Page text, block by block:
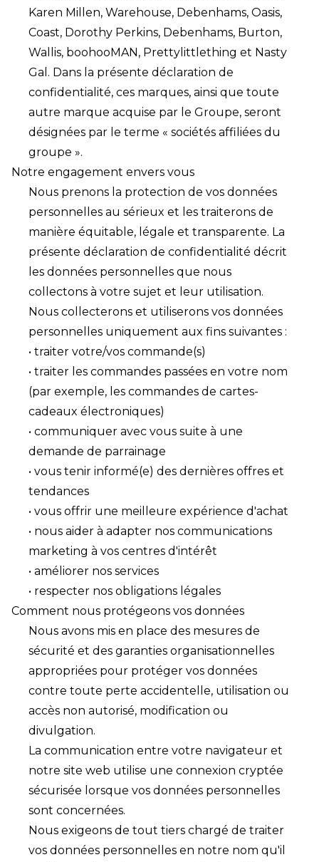
Karen Millen, Warehouse, Debenhams, Oasis,
Coast, Dorothy Perkins, Debenhams, Burton,
Wallis, boohooMAN, Prettylittlething et Nasty
Gal. Dans la présente déclaration de
confidentialité, ces marques, ainsi que toute
autre marque acquise par le Groupe, seront
désignées par le terme « sociétés affiliées du
groupe ».
Notre engagement envers vous
Nous prenons la protection de vos données
personnelles au sérieux et les traiterons de
manière équitable, légale et transparente. La
présente déclaration de confidentialité décrit
les données personnelles que nous
collectons à votre sujet et leur utilisation.
Nous collecterons et utiliserons vos données
personnelles uniquement aux fins suivantes :
• traiter votre/vos commande(s)
• traiter les commandes passées en votre nom
(par exemple, les commandes de cartes-
cadeaux électroniques)
• communiquer avec vous suite à une
demande de parrainage
• vous tenir informé(e) des dernières offres et
tendances
• vous offrir une meilleure expérience d'achat
• nous aider à adapter nos communications
marketing à vos centres d'intérêt
• améliorer nos services
• respecter nos obligations légales
Comment nous protégeons vos données
Nous avons mis en place des mesures de
sécurité et des garanties organisationnelles
appropriées pour protéger vos données
contre toute perte accidentelle, utilisation ou
accès non autorisé, modification ou
divulgation.
La communication entre votre navigateur et
notre site web utilise une connexion cryptée
sécurisée lorsque vos données personnelles
sont concernées.
Nous exigeons de tout tiers chargé de traiter
vos données personnelles en notre nom qu'il